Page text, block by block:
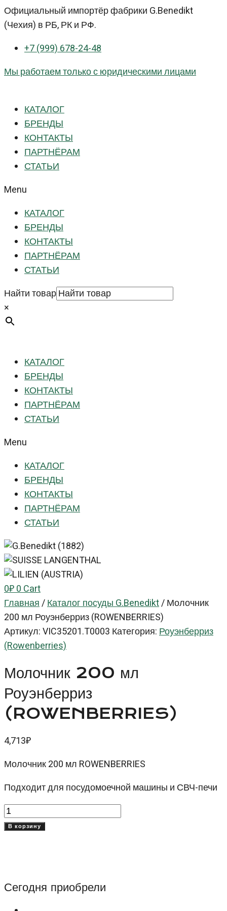
Перейти
к
Официальный импортёр фабрики G.Benedikt
(Чехия) в РБ, РК и РФ.
+7 (999) 678-24-48
Мы работаем только с юридическими лицами
КАТАЛОГ
БРЕНДЫ
КОНТАКТЫ
ПАРТНЁРАМ
СТАТЬИ
Menu
КАТАЛОГ
БРЕНДЫ
КОНТАКТЫ
ПАРТНЁРАМ
СТАТЬИ
Найти товар
×
КАТАЛОГ
БРЕНДЫ
КОНТАКТЫ
ПАРТНЁРАМ
СТАТЬИ
Menu
КАТАЛОГ
БРЕНДЫ
КОНТАКТЫ
ПАРТНЁРАМ
СТАТЬИ
0₽0Cart
Главная/Каталог посуды G.Benedikt/Молочник
200 мл Роуэнберриз (ROWENBERRIES)
Артикул:VIC35201.T0003 Категория:Роуэнберриз
(Rowenberries)
Молочник 200 мл
Роуэнберриз
(ROWENBERRIES)
4,713₽
Молочник 200 мл ROWENBERRIES
Подходит для посудомоечной машины и СВЧ-печи
Количество
товара
Роуэнберриз
(ROWENBERRIES)
В корзину
Сегодня приобрели